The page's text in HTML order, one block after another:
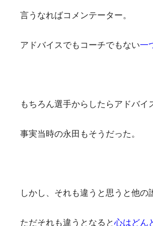
言うなればコメンテーター。
アドバイスでもコーチでもない一
もちろん選手からしたらアドバ
事実当時の永田もそうだった。
しかし、それも違うと思うと他の
ただそれも違うとなると心はどん